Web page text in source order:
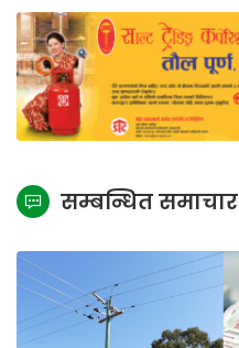
सम्बन्धित समाचार